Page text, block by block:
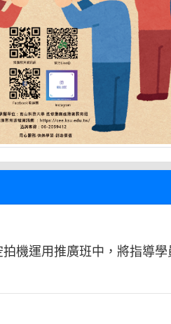
機運用推廣班中，將指導